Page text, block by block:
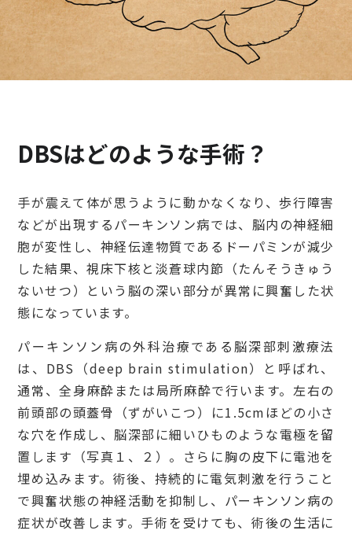
病院の機能と役割
DBSはどのような手術？
手が震えて体が思うように動かなくなり、歩行障害
などが出現するパーキンソン病では、脳内の神経細
胞が変性し、神経伝達物質であるドーパミンが減少
した結果、視床下核と淡蒼球内節（たんそうきゅう
ないせつ）という脳の深い部分が異常に興奮した状
態になっています。
パーキンソン病の外科治療である脳深部刺激療法
は、DBS（deep brain stimulation）と呼ばれ、
通常、全身麻酔または局所麻酔で行います。左右の
前頭部の頭蓋骨（ずがいこつ）に1.5cmほどの小さ
な穴を作成し、脳深部に細いひものような電極を留
置します（写真１、２）。さらに胸の皮下に電池を
埋め込みます。術後、持続的に電気刺激を行うこと
で興奮状態の神経活動を抑制し、パーキンソン病の
症状が改善します。手術を受けても、術後の生活に